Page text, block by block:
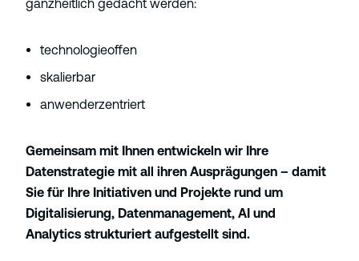
ganzheitlich gedacht werden:
technologieoffen
skalierbar
anwenderzentriert
Gemeinsam mit Ihnen entwickeln wir Ihre
Datenstrategie mit all ihren Ausprägungen – damit
Sie für Ihre Initiativen und Projekte rund um
Digitalisierung, Datenmanagement, AI und
Analytics strukturiert aufgestellt sind.